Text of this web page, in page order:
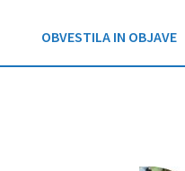
OBVESTILA IN OBJAVE